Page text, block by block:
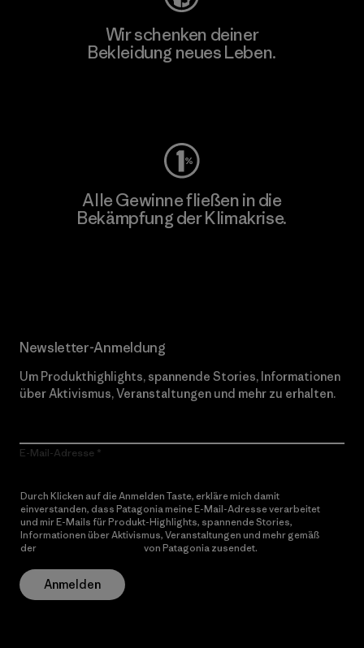
Wir schenken deiner
Bekleidung neues Leben.
Alle Gewinne fließen in die
Bekämpfung der Klimakrise.
Newsletter-Anmeldung
Um Produkthighlights, spannende Stories, Informationen
über Aktivismus, Veranstaltungen und mehr zu erhalten.
E-Mail-Adresse
Durch Klicken auf die Anmelden Taste, erkläre mich damit
einverstanden, dass Patagonia meine E-Mail-Adresse verarbeitet
und mir E-Mails für Produkt-Highlights, spannende Stories,
Informationen über Aktivismus, Veranstaltungen und mehr gemäß
der
von Patagonia zusendet.
Anmelden